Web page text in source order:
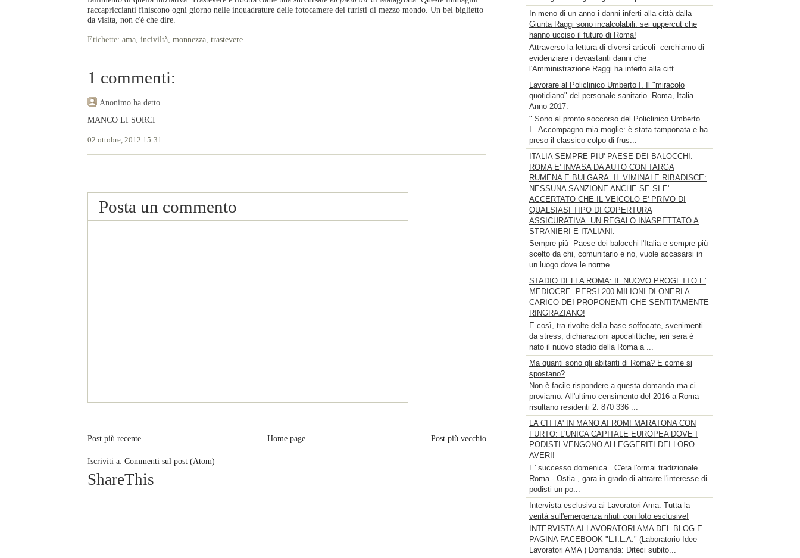
raccapriccianti finiscono ogni giorno nelle inquadrature delle fotocamere dei turisti di mezzo mondo. Un bel biglietto
da visita, non c'è che dire.
Etichette: ama, inciviltà, monnezza, trastevere
1 commenti:
Anonimo ha detto...
MANCO LI SORCI
02 ottobre, 2012 15:31
Posta un commento
Post più recente Post più vecchio
Home page
Iscriviti a: Commenti sul post (Atom)
ShareThis
In meno di un anno i danni inferti alla città dalla
Giunta Raggi sono incalcolabili: sei uppercut che
hanno ucciso il futuro di Roma!
Attraverso la lettura di diversi articoli cerchiamo di
evidenziare i devastanti danni che
l'Amministrazione Raggi ha inferto alla citt...
Lavorare al Policlinico Umberto I. Il "miracolo
quotidiano" del personale sanitario. Roma, Italia.
Anno 2017.
" Sono al pronto soccorso del Policlinico Umberto
I. Accompagno mia moglie: è stata tamponata e ha
preso il classico colpo di frus...
ITALIA SEMPRE PIU' PAESE DEI BALOCCHI.
ROMA E' INVASA DA AUTO CON TARGA
RUMENA E BULGARA. IL VIMINALE RIBADISCE:
NESSUNA SANZIONE ANCHE SE SI E'
ACCERTATO CHE IL VEICOLO E' PRIVO DI
QUALSIASI TIPO DI COPERTURA
ASSICURATIVA. UN REGALO INASPETTATO A
STRANIERI E ITALIANI.
Sempre più Paese dei balocchi l'Italia e sempre più
scelto da chi, comunitario e no, vuole accasarsi in
un luogo dove le norme...
STADIO DELLA ROMA: IL NUOVO PROGETTO E'
MEDIOCRE. PERSI 200 MILIONI DI ONERI A
CARICO DEI PROPONENTI CHE SENTITAMENTE
RINGRAZIANO!
E così, tra rivolte della base soffocate, svenimenti
da stress, dichiarazioni apocalittiche, ieri sera è
nato il nuovo stadio della Roma a ...
Ma quanti sono gli abitanti di Roma? E come si
spostano?
Non è facile rispondere a questa domanda ma ci
proviamo. All'ultimo censimento del 2016 a Roma
risultano residenti 2. 870 336 ...
LA CITTA' IN MANO AI ROM! MARATONA CON
FURTO: L'UNICA CAPITALE EUROPEA DOVE I
PODISTI VENGONO ALLEGGERITI DEI LORO
AVERI!
E' successo domenica . C'era l'ormai tradizionale
Roma - Ostia , gara in grado di attrarre l'interesse di
podisti un po...
Intervista esclusiva ai Lavoratori Ama. Tutta la
verità sull'emergenza rifiuti con foto esclusive!
INTERVISTA AI LAVORATORI AMA DEL BLOG E
PAGINA FACEBOOK "L.I.L.A." (Laboratorio Idee
Lavoratori AMA ) Domanda: Diteci subito...